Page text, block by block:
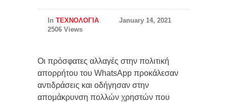
In ΤΕΧΝΟΛΟΓΙΑ
January 14, 2021
2506 Views
Οι πρόσφατες αλλαγές στην πολιτική
απορρήτου του WhatsApp προκάλεσαν
αντιδράσεις και οδήγησαν στην
απομάκρυνση πολλών χρηστών που